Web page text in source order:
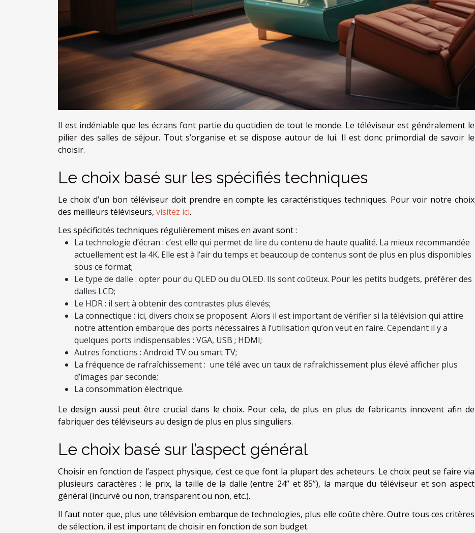
Il est indéniable que les écrans font partie du quotidien de tout le monde. Le téléviseur est généralement le
pilier des salles de séjour. Tout s’organise et se dispose autour de lui. Il est donc primordial de savoir le
choisir.
Le choix basé sur les spécifiés techniques
Le choix d’un bon téléviseur doit prendre en compte les caractéristiques techniques. Pour voir notre choix
des meilleurs téléviseurs, visitez ici.
Les spécificités techniques régulièrement mises en avant sont :
La technologie d’écran : c’est elle qui permet de lire du contenu de haute qualité. La mieux recommandée
actuellement est la 4K. Elle est à l’air du temps et beaucoup de contenus sont de plus en plus disponibles
sous ce format;
Le type de dalle : opter pour du QLED ou du OLED. Ils sont coûteux. Pour les petits budgets, préférer des
dalles LCD;
Le HDR : il sert à obtenir des contrastes plus élevés;
La connectique : ici, divers choix se proposent. Alors il est important de vérifier si la télévision qui attire
notre attention embarque des ports nécessaires à l’utilisation qu’on veut en faire. Cependant il y a
quelques ports indispensables : VGA, USB ; HDMI;
Autres fonctions : Android TV ou smart TV;
La fréquence de rafraîchissement : une télé avec un taux de rafraîchissement plus élevé afficher plus
d’images par seconde;
La consommation électrique.
Le design aussi peut être crucial dans le choix. Pour cela, de plus en plus de fabricants innovent afin de
fabriquer des téléviseurs au design de plus en plus singuliers.
Le choix basé sur l’aspect général
Choisir en fonction de l’aspect physique, c’est ce que font la plupart des acheteurs. Le choix peut se faire via
plusieurs caractères : le prix, la taille de la dalle (entre 24’’ et 85’’), la marque du téléviseur et son aspect
général (incurvé ou non, transparent ou non, etc.).
Il faut noter que, plus une télévision embarque de technologies, plus elle coûte chère. Outre tous ces critères
de sélection, il est important de choisir en fonction de son budget.